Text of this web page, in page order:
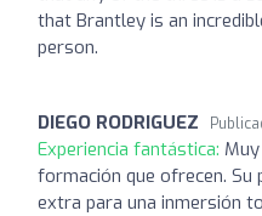
that Brantley is an
person.
DIEGO RODRIGUEZ
Experiencia fantástica:
formación que ofrecen.
extra para una inmersión